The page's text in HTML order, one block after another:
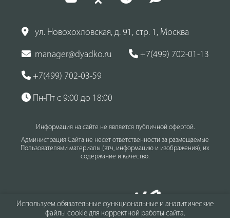
Используем обязательные функциональные и аналитические
файлы cookie для корректной работы сайта.
ул. Новохохловская, д. 91, стр. 1, Москва
manager@dyadko.ru +7(499) 702-01-13
+7(499) 702-03-59
Пн-Пт с 9:00 до 18:00
Информация на сайте не является публичной офертой.
Администрация Сайта не несет ответственности за размещаемые
Пользователями материалы (втч, информацию и изображения), их
содержание и качество.